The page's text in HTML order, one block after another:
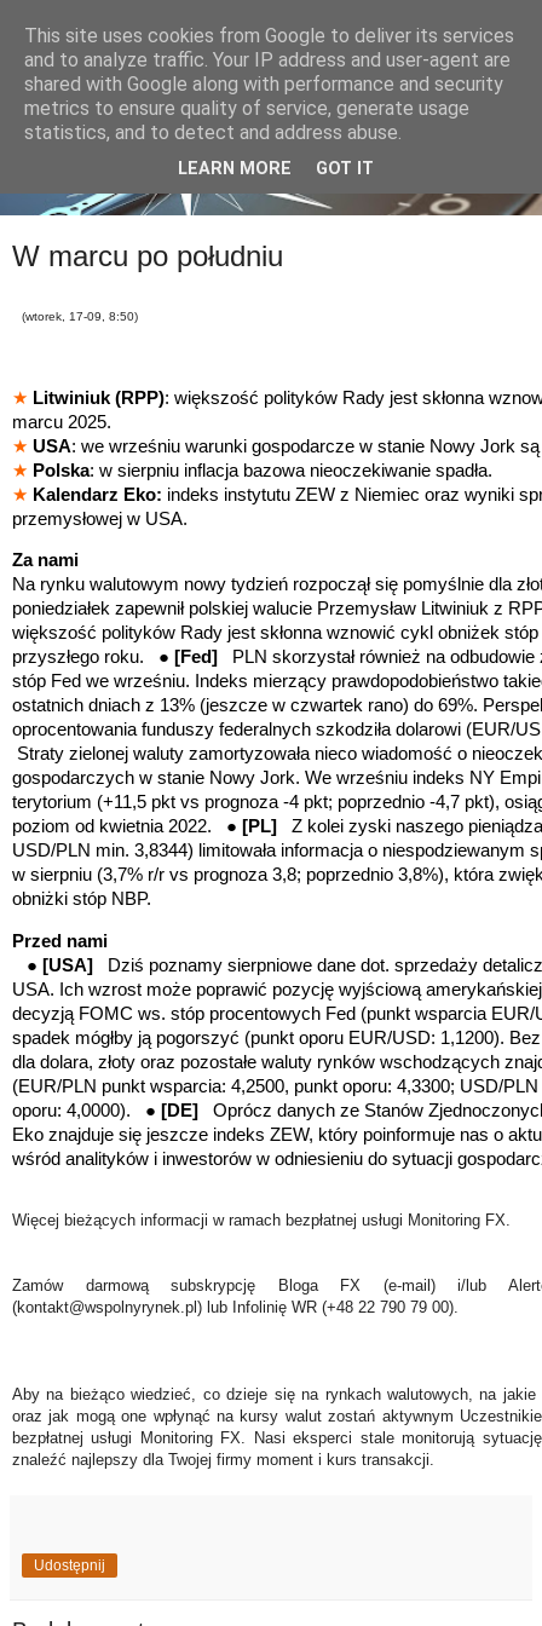
W marcu po południu
(wtorek, 17-09, 8:50)
★ Litwiniuk (RPP): większość polityków Rady jest skłonna
marcu 2025.
★ USA: we wrześniu warunki gospodarcze w stanie Nowy Jork
★ Polska: w sierpniu inflacja bazowa nieoczekiwanie spadła.
★ Kalendarz Eko: indeks instytutu ZEW z Niemiec oraz wyniki
przemysłowej w USA.
Za nami
Na rynku walutowym nowy tydzień rozpoczął się pomyślnie dla
poniedziałek zapewnił polskiej walucie Przemysław Litwiniuk z
większość polityków Rady jest skłonna wznowić cykl obniżek
przyszłego roku. ● [Fed]
PLN skorzystał również na odbudowie
stóp Fed we wrześniu. Indeks mierzący prawdopodobieństwo
ostatnich dniach z 13% (jeszcze w czwartek rano) do 69%.
oprocentowania funduszy federalnych szkodziła dolarowi (EUR/
Straty zielonej waluty zamortyzowała nieco wiadomość o
gospodarczych w stanie Nowy Jork. We wrześniu indeks NY
terytorium (+11,5 pkt vs prognoza -4 pkt; poprzednio -4,7 pkt),
poziom od kwietnia 2022. ● [PL] Z kolei zyski naszego
USD/PLN min. 3,8344) limitowała informacja o niespodziewanym
w sierpniu (3,7% r/r vs prognoza 3,8; poprzednio 3,8%), która
obniżki stóp NBP.
Przed nami
● [USA]
Dziś poznamy sierpniowe dane dot. sprzedaży
USA. Ich wzrost może poprawić pozycję wyjściową
decyzją FOMC ws. stóp procentowych Fed (punkt wsparcia EUR/
spadek mógłby ją pogorszyć (punkt oporu EUR/USD: 1,1200).
dla dolara, złoty oraz pozostałe waluty rynków wschodzących
(EUR/PLN punkt wsparcia: 4,2500, punkt oporu: 4,3300; USD/
oporu: 4,0000). ● [DE] Oprócz danych ze Stanów
Eko znajduje się jeszcze indeks ZEW, który poinformuje nas o
wśród analityków i inwestorów w odniesieniu do sytuacji
Więcej bieżących informacji w ramach bezpłatnej usługi Monitoring FX.
Zamów darmową subskrypcję Bloga FX (e-mail) i/lub
(kontakt@wspolnyrynek.pl) lub Infolinię WR (+48 22 790 79 00).
Aby na bieżąco wiedzieć, co dzieje się na rynkach walutowych, na
oraz jak mogą one wpłynąć na kursy walut zostań aktywnym
bezpłatnej usługi Monitoring FX. Nasi eksperci stale monitorują
znaleźć najlepszy dla Twojej firmy moment i kurs transakcji.
Udostępnij
This site uses cookies from Google to deliver its services
and to analyze traffic. Your IP address and user-agent are
shared with Google along with performance and security
metrics to ensure quality of service, generate usage
statistics, and to detect and address abuse.
LEARN MORE GOT IT